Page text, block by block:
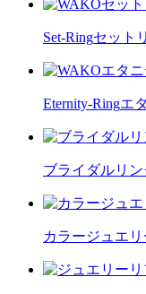
Set-Ringセット
Eternity-Ringエ
ブライダルリ
カラージュエ